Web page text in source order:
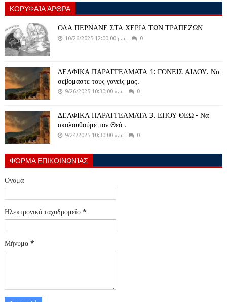
ΚΟΡΥΦΑΊΑ ΆΡΘΡΑ
ΟΛΑ ΠΕΡΝΑΝΕ ΣΤΑ ΧΕΡΙΑ ΤΩΝ ΤΡΑΠΕΖΩΝ
10/26/2025 12:00:00 μ.μ. 0
ΔΕΛΦΙΚΑ ΠΑΡΑΓΓΕΛΜΑΤΑ 1: ΓΟΝΕΙΣ ΑΙΔΟΥ. Να
σεβόμαστε τους γονείς μας.
9/26/2025 10:30:00 π.μ. 0
ΔΕΛΦΙΚΑ ΠΑΡΑΓΓΕΛΜΑΤΑ 3. ΕΠΟΥ ΘΕΩ - Να
ακολουθούμε τον Θεό .
9/24/2025 10:30:00 π.μ. 0
ΦΌΡΜΑ ΕΠΙΚΟΙΝΩΝΊΑΣ
Όνομα
Ηλεκτρονικό ταχυδρομείο *
Μήνυμα *